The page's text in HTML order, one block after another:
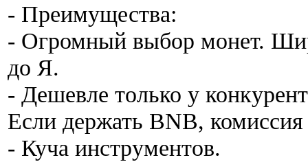
- Преимущества:
- Огромный выбор монет.
до Я.
- Дешевле только у
Если держать BNB, комиссия
- Куча инструментов.